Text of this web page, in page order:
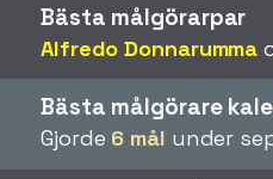
Bästa målgörarpar
Alfredo Donnarumma
Bästa målgörare
Gjorde 6 mål under